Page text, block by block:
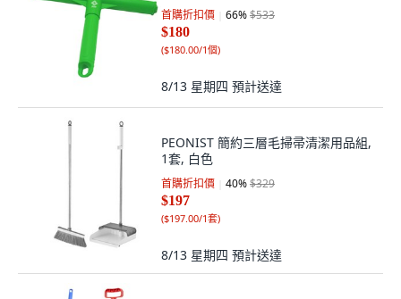
首購折扣價 66%$533
$180
($180.00/1個)
8/13 星期四 預計送達
PEONIST 簡約三層毛掃帚清潔用品組,
1套, 白色
首購折扣價 40%$329
$197
($197.00/1套)
8/13 星期四 預計送達